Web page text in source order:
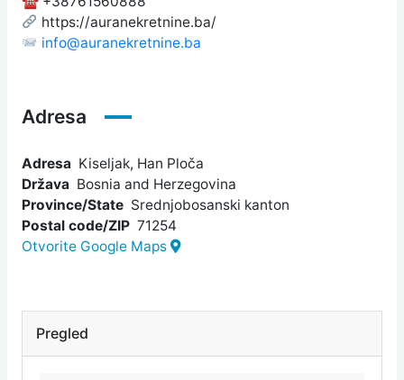
https://auranekretnine.ba/
info@auranekretnine.ba
Adresa
Adresa Kiseljak, Han Ploča
Država Bosnia and Herzegovina
Province/State Srednjobosanski kanton
Postal code/ZIP 71254
Otvorite Google Maps
Pregled